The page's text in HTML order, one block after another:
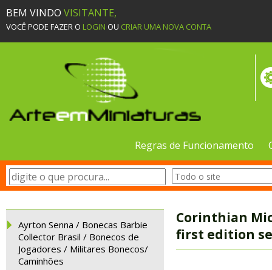
BEM VINDO VISITANTE,
VOCÊ PODE FAZER O LOGIN OU CRIAR UMA NOVA CONTA
Regras de Funcionamento
Ayrton Senna / Bonecas Barbie
Collector Brasil / Bonecos de
Jogadores / Militares Bonecos/
Caminhões
Corinthian
first edition